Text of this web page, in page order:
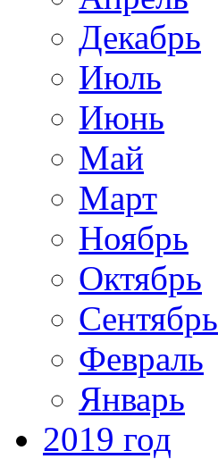
Декабрь
Июль
Июнь
Май
Март
Ноябрь
Октябрь
Сентябрь
Февраль
Январь
2019 год